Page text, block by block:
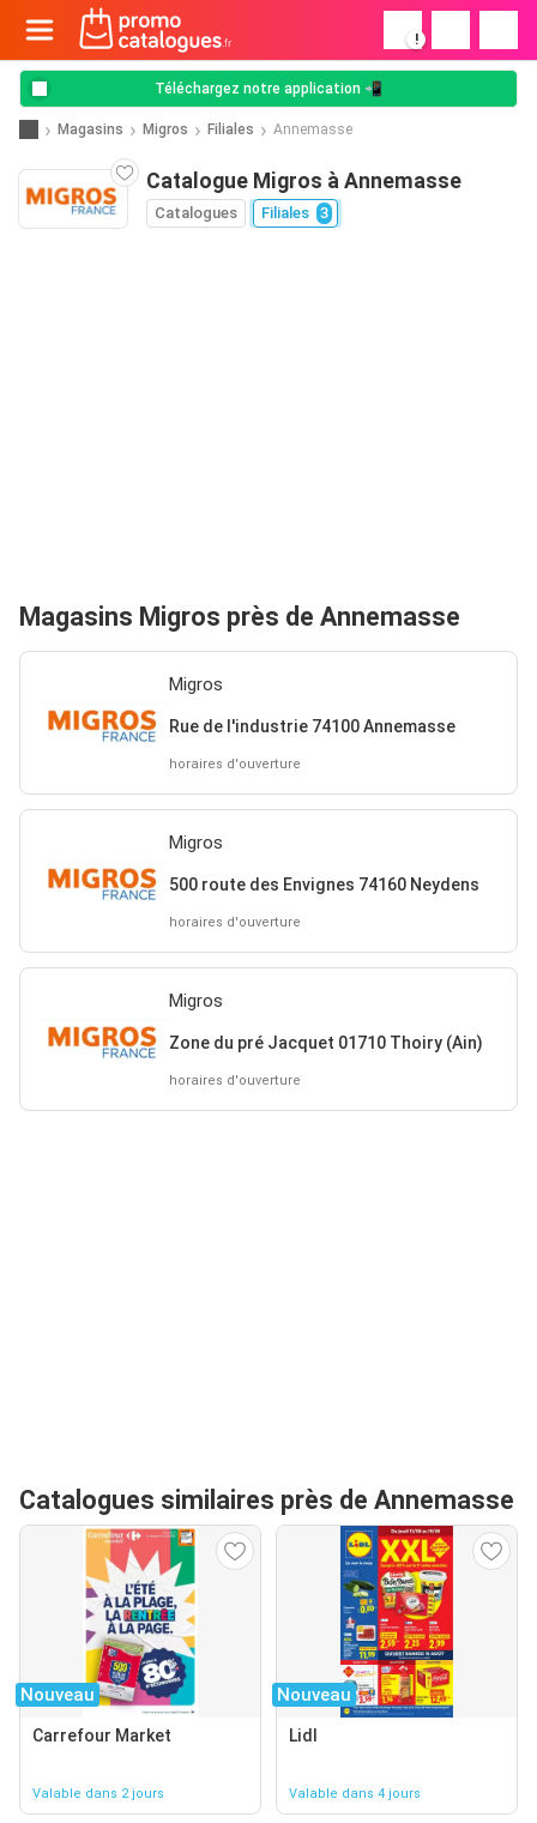
!
Téléchargez notre application 📲
Magasins Migros Filiales Annemasse
Catalogue Migros à Annemasse
Catalogues Filiales 3
Magasins Migros près de Annemasse
Migros
Rue de l'industrie 74100 Annemasse
horaires d'ouverture
Migros
500 route des Envignes 74160 Neydens
horaires d'ouverture
Migros
Zone du pré Jacquet 01710 Thoiry (Ain)
horaires d'ouverture
Catalogues similaires près de Annemasse
Nouveau
Carrefour Market
Valable dans 2 jours
Nouveau
Lidl
Valable dans 4 jours